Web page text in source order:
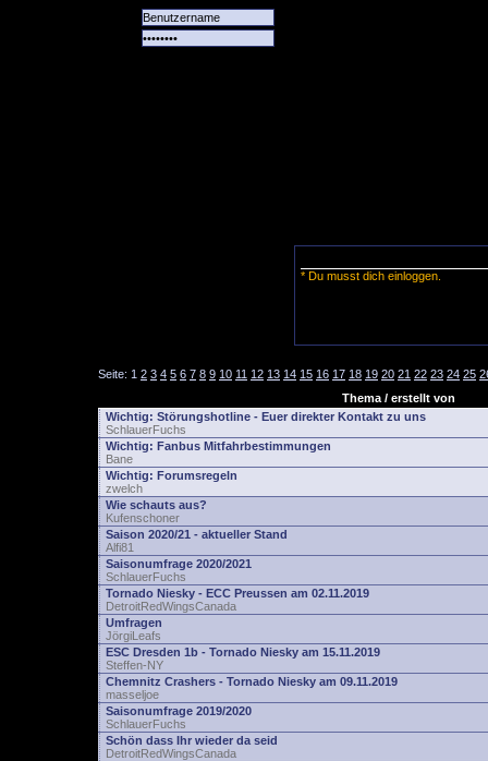
* Du musst dich einloggen.
Seite: 1 2 3 4 5 6 7 8 9 10 11 12 13 14 15 16 17 18 19 20 21 22 23 24 25
Thema / erstellt von
Wichtig: Störungshotline - Euer direkter Kontakt zu uns
SchlauerFuchs
Wichtig: Fanbus Mitfahrbestimmungen
Bane
Wichtig: Forumsregeln
zwelch
Wie schauts aus?
Kufenschoner
Saison 2020/21 - aktueller Stand
Alfi81
Saisonumfrage 2020/2021
SchlauerFuchs
Tornado Niesky - ECC Preussen am 02.11.2019
DetroitRedWingsCanada
Umfragen
JörgiLeafs
ESC Dresden 1b - Tornado Niesky am 15.11.2019
Steffen-NY
Chemnitz Crashers - Tornado Niesky am 09.11.2019
masseljoe
Saisonumfrage 2019/2020
SchlauerFuchs
Schön dass Ihr wieder da seid
DetroitRedWingsCanada